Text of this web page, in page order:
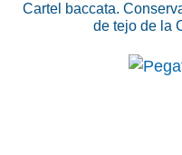
Cartel baccata.
de tejo de la